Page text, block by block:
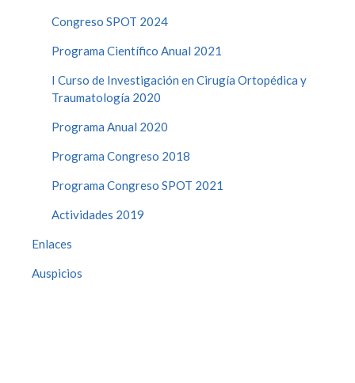
Congreso SPOT 2024
Programa Científico Anual 2021
I Curso de Investigación en Cirugía Ortopédica y
Traumatología 2020
Programa Anual 2020
Programa Congreso 2018
Programa Congreso SPOT 2021
Actividades 2019
Enlaces
Auspicios